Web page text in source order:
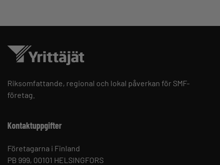
Riksomfattande, regional och lokal påverkan för SMF-
företag.
Kontaktuppgifter
Företagarna i Finland
PB 999, 00101 HELSINGFORS